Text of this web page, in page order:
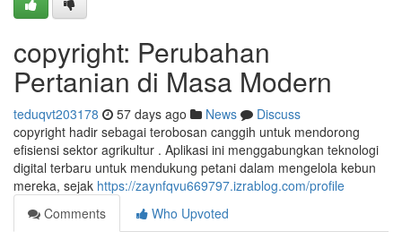
copyright: Perubahan
Pertanian di Masa Modern
teduqvt203178 57 days ago News
Discuss
copyright hadir sebagai terobosan canggih untuk mendorong
efisiensi sektor agrikultur . Aplikasi ini menggabungkan teknologi
digital terbaru untuk mendukung petani dalam mengelola kebun
mereka, sejak https://zaynfqvu669797.izrablog.com/profile
Comments
Who Upvoted